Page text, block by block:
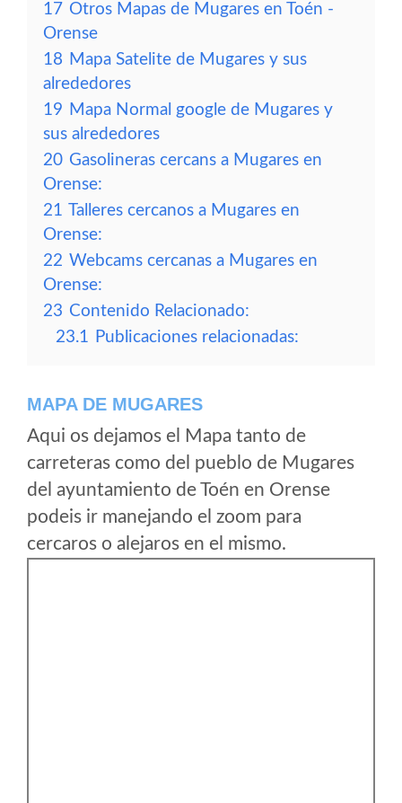
17 Otros Mapas de Mugares en Toén -
Orense
18 Mapa Satelite de Mugares y sus
alrededores
19 Mapa Normal google de Mugares y
sus alrededores
20 Gasolineras cercans a Mugares en
Orense:
21 Talleres cercanos a Mugares en
Orense:
22 Webcams cercanas a Mugares en
Orense:
23 Contenido Relacionado:
23.1 Publicaciones relacionadas:
MAPA DE MUGARES
Aqui os dejamos el Mapa tanto de
carreteras como del pueblo de Mugares
del ayuntamiento de Toén en Orense
podeis ir manejando el zoom para
cercaros o alejaros en el mismo.